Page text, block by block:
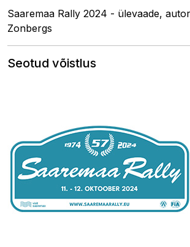
Saaremaa Rally 2024 - ülevaade,
Zonbergs
Seotud võistlus